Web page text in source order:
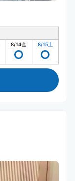
8/14金 8/15土